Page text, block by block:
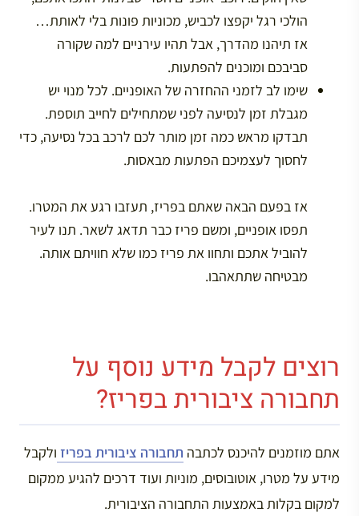
הולכי רגל יקפצו לכביש, מכוניות פונות בלי לאותת…
אז תיהנו מהדרך, אבל תהיו עירניים למה שקורה
סביבכם ומוכנים להפתעות.
שימו לב לזמני ההחזרה של האופניים. לכל מנוי יש
מגבלת זמן לנסיעה לפני שמתחילים לחייב תוספת.
תבדקו מראש כמה זמן מותר לכם לרכב בכל נסיעה, כדי
לחסוך לעצמיכם הפתעות מבאסות.
אז בפעם הבאה שאתם בפריז, תעזבו רגע את המטרו.
תפסו אופניים, ומשם פריז כבר תדאג לשאר. תנו לעיר
להוביל אתכם ותחוו את פריז כמו שלא חוויתם אותה.
מבטיחה שתתאהבו.
רוצים לקבל מידע נוסף על
תחבורה ציבורית בפריז?
אתם מוזמנים להיכנס לכתבה תחבורה ציבורית בפריז ולקבל
מידע על מטרו, אוטובוסים, מוניות ועוד דרכים להגיע ממקום
למקום בקלות באמצעות התחבורה הציבורית.